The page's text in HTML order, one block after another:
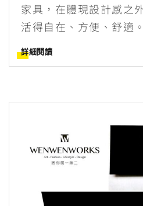
家具，在體現設計感之
活得自在、方便、舒適。
詳細閱讀